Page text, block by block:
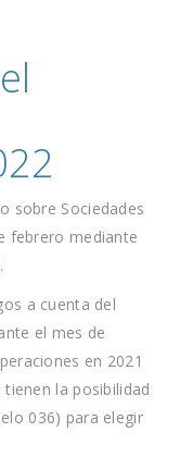
sobre Sociedades
febrero mediante
a cuenta del
el mes de
en 2021
la posibilidad
036) para elegir